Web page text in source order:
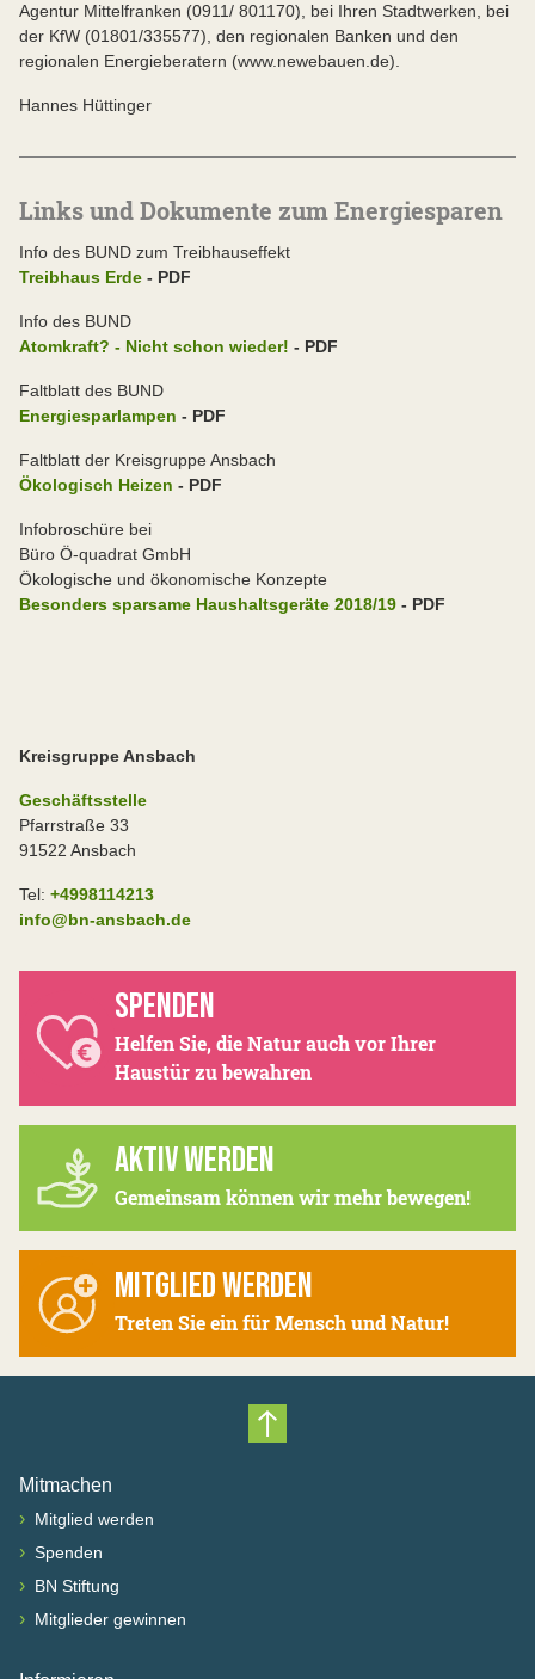
Agentur Mittelfranken (0911/ 801170), bei Ihren Stadtwerken, bei
der KfW (01801/335577), den regionalen Banken und den
regionalen Energieberatern (www.newebauen.de).
Hannes Hüttinger
Links und Dokumente zum Energiesparen
Info des BUND zum Treibhauseffekt
Treibhaus Erde - PDF
Info des BUND
Atomkraft? - Nicht schon wieder! - PDF
Faltblatt des BUND
Energiesparlampen - PDF
Faltblatt der Kreisgruppe Ansbach
Ökologisch Heizen - PDF
Infobroschüre bei
Büro Ö-quadrat GmbH
Ökologische und ökonomische Konzepte
Besonders sparsame Haushaltsgeräte 2018/19 - PDF
Kreisgruppe Ansbach
Geschäftsstelle
Pfarrstraße 33
91522 Ansbach
Tel: +4998114213
info@bn-ansbach.de
SPENDEN
Helfen Sie, die Natur auch vor Ihrer
Haustür zu bewahren
AKTIV WERDEN
Gemeinsam können wir mehr bewegen!
MITGLIED WERDEN
Treten Sie ein für Mensch und Natur!
Nach oben scrollen
Mitmachen
› Mitglied werden
› Spenden
› BN Stiftung
› Mitglieder gewinnen